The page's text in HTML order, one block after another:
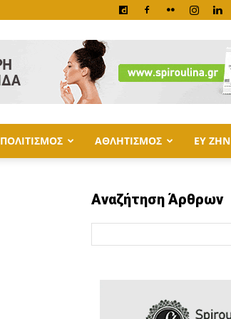
ΠΟΛΙΤΙΣΜΟΣ ΑΘΛΗΤΙΣΜΟΣ ΕΥ ΖΗΝ
Αναζήτηση Άρθρων